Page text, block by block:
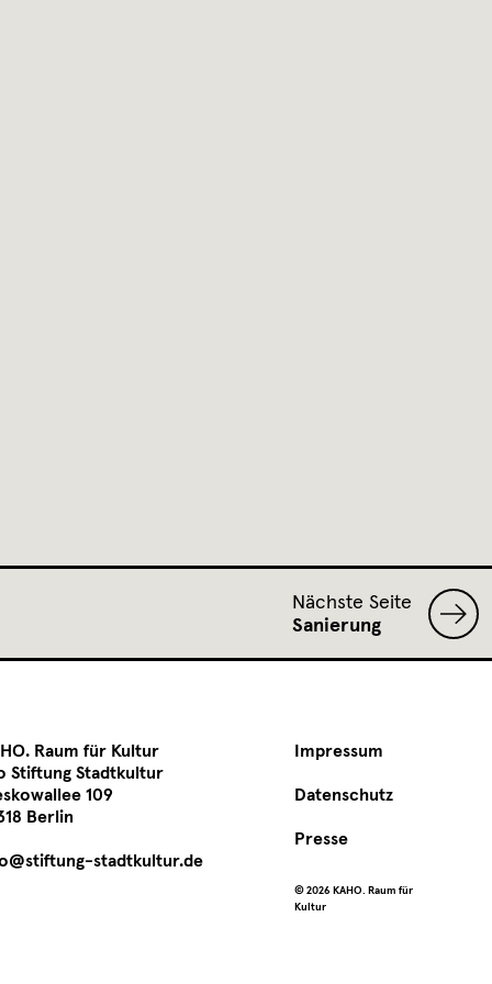
Nächste Seite
Sanierung
Raum für Kultur
Stiftung Stadtkultur
109
Berlin
stadtkultur.de
Impressum
Datenschutz
Presse
©️ 2026 KAHO. Raum für
Kultur